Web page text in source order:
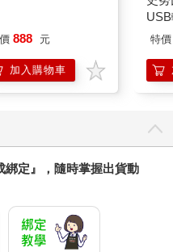
888 元
加入購物車
－
特價
綁定』，隨時掌握出貨動